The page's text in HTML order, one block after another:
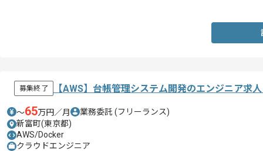
募集終了 【AWS】台帳管理システム開発のエンジニア求
〜65万円／月 業務委託 (フリーランス)
新富町(東京都)
AWS/Docker
クラウドエンジニア